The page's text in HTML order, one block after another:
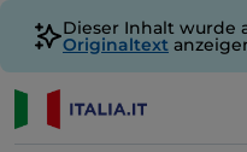
Dieser Inhalt wurde
Originaltext